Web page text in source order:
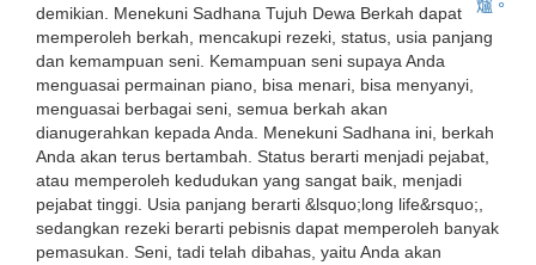
demikian. Menekuni Sadhana Tujuh Dewa Berkah dapat
memperoleh berkah, mencakupi rezeki, status, usia panjang
dan kemampuan seni. Kemampuan seni supaya Anda
menguasai permainan piano, bisa menari, bisa menyanyi,
menguasai berbagai seni, semua berkah akan
dianugerahkan kepada Anda. Menekuni Sadhana ini, berkah
Anda akan terus bertambah. Status berarti menjadi pejabat,
atau memperoleh kedudukan yang sangat baik, menjadi
pejabat tinggi. Usia panjang berarti &lsquo;long life&rsquo;,
sedangkan rezeki berarti pebisnis dapat memperoleh banyak
pemasukan. Seni, tadi telah dibahas, yaitu Anda akan